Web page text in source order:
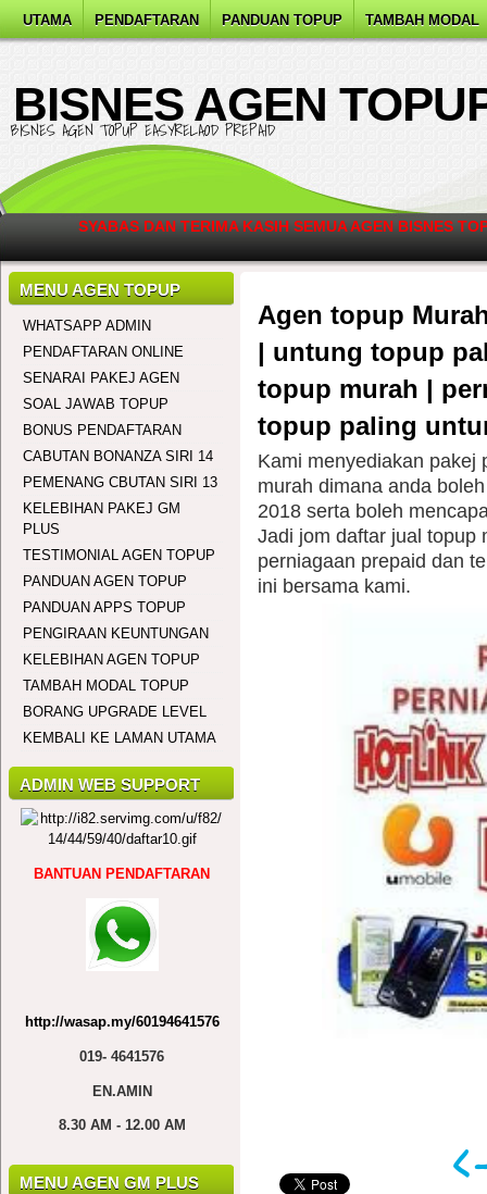
UTAMA PENDAFTARAN PANDUAN TOPUP TAMBAH MODAL
BISNES AGEN
BISNES AGEN TOPUP EASYRELAOD PREPAID
SYABAS DAN TERIMA KASIH SEMUA AGEN BISNES
MENU AGEN TOPUP
WHATSAPP ADMIN
PENDAFTARAN ONLINE
SENARAI PAKEJ AGEN
SOAL JAWAB TOPUP
BONUS PENDAFTARAN
CABUTAN BONANZA SIRI 14
PEMENANG CBUTAN SIRI 13
KELEBIHAN PAKEJ GM
PLUS
TESTIMONIAL AGEN TOPUP
PANDUAN AGEN TOPUP
PANDUAN APPS TOPUP
PENGIRAAN KEUNTUNGAN
KELEBIHAN AGEN TOPUP
TAMBAH MODAL TOPUP
BORANG UPGRADE LEVEL
KEMBALI KE LAMAN UTAMA
ADMIN WEB SUPPORT
BANTUAN PENDAFTARAN
http://wasap.my/60194641576
019- 4641576
EN.AMIN
8.30 AM - 12.00 AM
MENU AGEN GM PLUS
Agen topup
| untung topup
topup murah |
topup paling
Kami menyediakan pakej
murah dimana anda
2018 serta boleh
Jadi jom daftar jual topup
perniagaan prepaid dan
ini bersama kami.